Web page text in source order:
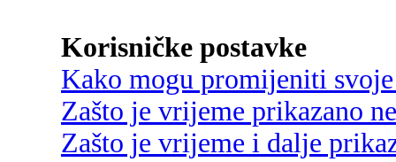
Korisničke postavke
Kako mogu promijeniti svoje
Zašto je vrijeme prikazano
Zašto je vrijeme i dalje